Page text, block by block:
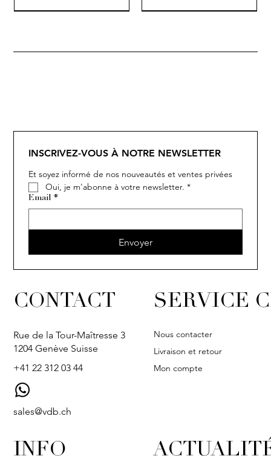
INSCRIVEZ-VOUS À NOTRE NEWSLETTER
Et soyez informé de nos nouveautés et ventes privées
Oui, je m'abonne à votre newsletter. *
Email *
Envoyer
CONTACT
Rue de la Tour-Maîtresse 3
1204 Genève Suisse
+41 22 312 03 44
sales@vdb.ch
SERVICE
Nous contacter
Livraison et retour
Mon compte
INFO